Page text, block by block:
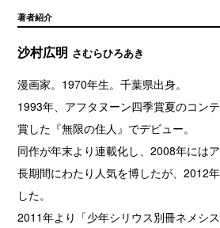
著者紹介
沙村広明 さむらひろあき
漫画家。1970年生。千葉県出身。
1993年、アフタヌーン四季賞夏のコン
賞した『無限の住人』でデビュー。
同作が年末より連載化し、2008年には
長期間にわたり人気を博したが、2012
した。
2011年より「少年シリウス別冊ネメシ